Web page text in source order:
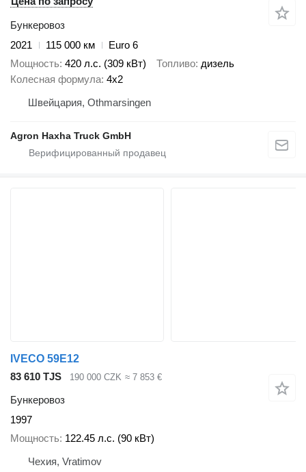
Бункеровоз
2021
115 000 км
Euro 6
Мощность 420 л.с. (309 кВт) Топливо дизель
Колесная формула 4x2
Швейцария, Othmarsingen
Agron Haxha Truck GmbH
IVECO 59E12
83 610 TJS
190 000 CZK ≈ 7 853 €
Бункеровоз
1997
Мощность 122.45 л.с. (90 кВт)
Чехия, Vratimov